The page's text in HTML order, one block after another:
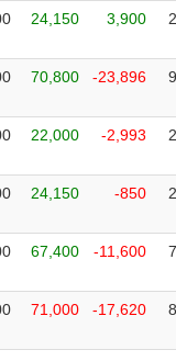
24,150 3,900
70,800 -23,896
22,000 -2,993
24,150 -850
67,400 -11,600
71,000 -17,620